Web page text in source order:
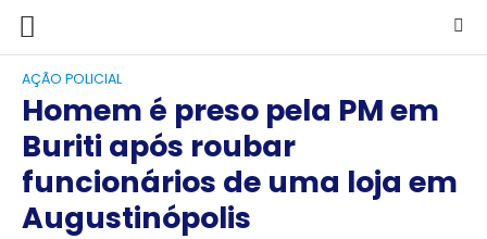
AÇÃO POLICIAL
Homem é preso pela PM em
Buriti após roubar
funcionários de uma loja em
Augustinópolis